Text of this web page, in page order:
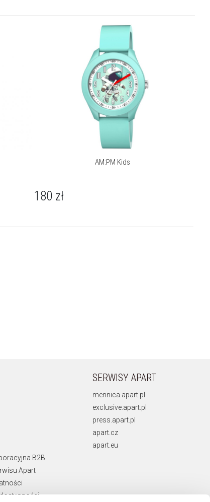
AM:PM Kids
180 zł
B2B
Apart
SERWISY APART
mennica.apart.pl
exclusive.apart.pl
press.apart.pl
apart.cz
apart.eu